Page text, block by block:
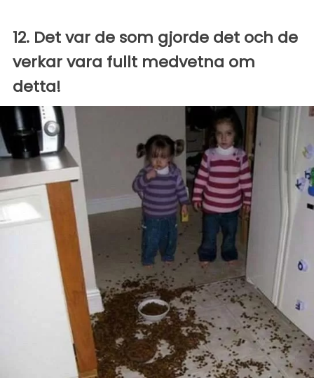
12. Det var de som gjorde det och de
verkar vara fullt medvetna om
detta!